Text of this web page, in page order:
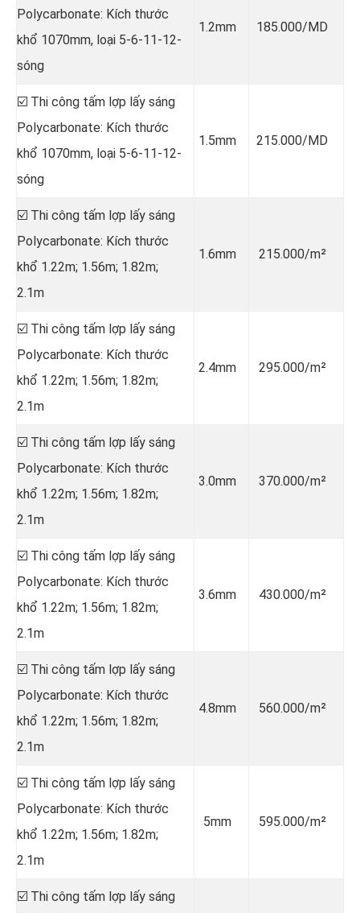
Polycarbonate: Kích thước
khổ 1070mm, loại 5-6-11-12-
sóng
1.2mm 185.000/MD
☑️ Thi công tấm lợp lấy sáng
Polycarbonate: Kích thước
khổ 1070mm, loại 5-6-11-12-
sóng
1.5mm 215.000/MD
☑️ Thi công tấm lợp lấy sáng
Polycarbonate: Kích thước
khổ 1.22m; 1.56m; 1.82m;
2.1m
1.6mm 215.000/m²
☑️ Thi công tấm lợp lấy sáng
Polycarbonate: Kích thước
khổ 1.22m; 1.56m; 1.82m;
2.1m
2.4mm 295.000/m²
☑️ Thi công tấm lợp lấy sáng
Polycarbonate: Kích thước
khổ 1.22m; 1.56m; 1.82m;
2.1m
3.0mm 370.000/m²
☑️ Thi công tấm lợp lấy sáng
Polycarbonate: Kích thước
khổ 1.22m; 1.56m; 1.82m;
2.1m
3.6mm 430.000/m²
☑️ Thi công tấm lợp lấy sáng
Polycarbonate: Kích thước
khổ 1.22m; 1.56m; 1.82m;
2.1m
4.8mm 560.000/m²
☑️ Thi công tấm lợp lấy sáng
Polycarbonate: Kích thước
khổ 1.22m; 1.56m; 1.82m;
2.1m
5mm 595.000/m²
☑️ Thi công tấm lợp lấy sáng